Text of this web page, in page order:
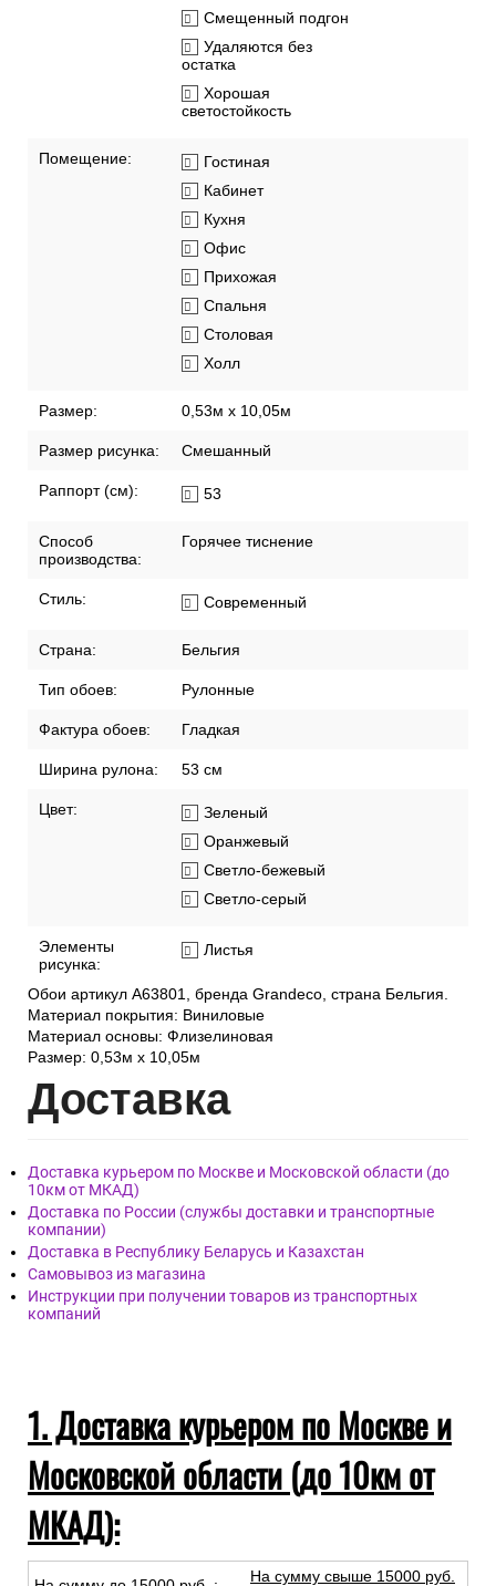
Смещенный подгон
Удаляются без
остатка
Хорошая
светостойкость
Помещение:
Гостиная
Кабинет
Кухня
Офис
Прихожая
Спальня
Столовая
Холл
Размер: 0,53м x 10,05м
Размер рисунка: Смешанный
Раппорт (см): 53
Способ
производства:
Горячее тиснение
Стиль: Современный
Страна: Бельгия
Тип обоев: Рулонные
Фактура обоев: Гладкая
Ширина рулона: 53 см
Цвет:
Зеленый
Оранжевый
Светло-бежевый
Светло-серый
Элементы
рисунка:
Листья
Обои артикул A63801, бренда Grandeco, страна Бельгия.
Материал покрытия: Виниловые
Материал основы: Флизелиновая
Размер: 0,53м x 10,05м
Доставка
Доставка курьером по Москве и Московской области (до
10км от МКАД)
Доставка по России (службы доставки и транспортные
компании)
Доставка в Республику Беларусь и Казахстан
Самовывоз из магазина
Инструкции при получении товаров из транспортных
компаний
1. Доставка курьером по Москве и
Московской области (до 10км от
МКАД):
На сумму свыше 15000 руб.